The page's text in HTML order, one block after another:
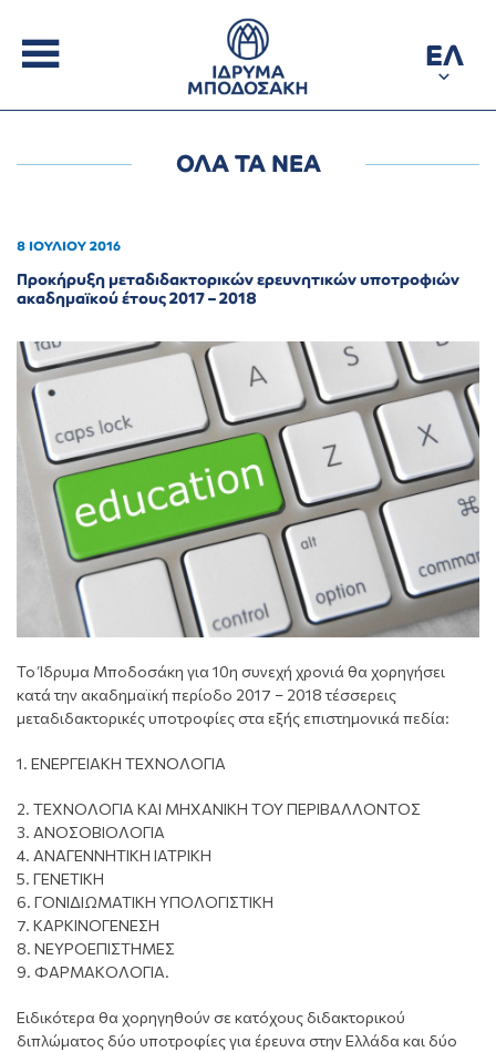
ΕΛ
ΟΛΑ ΤΑ ΝΕΑ
8 ΙΟΥΛΙΟΥ 2016
Προκήρυξη μεταδιδακτορικών ερευνητικών υποτροφιών
ακαδημαϊκού έτους 2017 – 2018
Το Ίδρυμα Μποδοσάκη για 10η συνεχή χρονιά θα χορηγήσει
κατά την ακαδημαϊκή περίοδο 2017 – 2018 τέσσερεις
μεταδιδακτορικές υποτροφίες στα εξής επιστημονικά πεδία:
1. ΕΝΕΡΓΕΙΑΚΗ ΤΕΧΝΟΛΟΓΙΑ
2. ΤΕΧΝΟΛΟΓΙΑ ΚΑΙ ΜΗΧΑΝΙΚΗ ΤΟΥ ΠΕΡΙΒΑΛΛΟΝΤΟΣ
3. ΑΝΟΣΟΒΙΟΛΟΓΙΑ
4. ΑΝΑΓΕΝΝΗΤΙΚΗ ΙΑΤΡΙΚΗ
5. ΓΕΝΕΤΙΚΗ
6. ΓΟΝΙΔΙΩΜΑΤΙΚΗ ΥΠΟΛΟΓΙΣΤΙΚΗ
7. ΚΑΡΚΙΝΟΓΕΝΕΣΗ
8. ΝΕΥΡΟΕΠΙΣΤΗΜΕΣ
9. ΦΑΡΜΑΚΟΛΟΓΙΑ.
Ειδικότερα θα χορηγηθούν σε κατόχους διδακτορικού
διπλώματος δύο υποτροφίες για έρευνα στην Ελλάδα και δύο